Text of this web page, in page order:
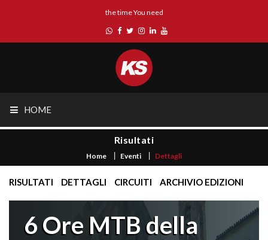
the time You need
HOME
Risultati
Home Eventi Dettagli
RISULTATI DETTAGLI CIRCUITI ARCHIVIO EDIZIONI
6 Ore MTB della